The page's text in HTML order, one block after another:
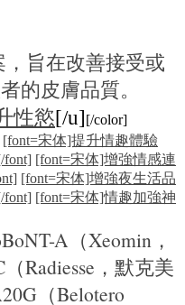
旨在改善接受或
的皮膚品質。
性慾[/u][/color]
[font=宋体]提升情趣體驗
font] [font=宋体]增強情感連
[font=宋体]增強夜生活品
font] [font=宋体]情趣加強神
A（Xeomin，
Radiesse，默克美
（Belotero